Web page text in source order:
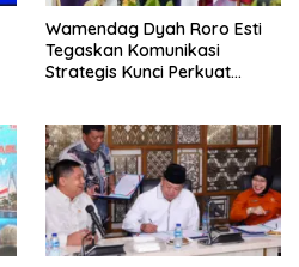
Wamendag Dyah Roro Esti
Tegaskan Komunikasi
Strategis Kunci Perkuat